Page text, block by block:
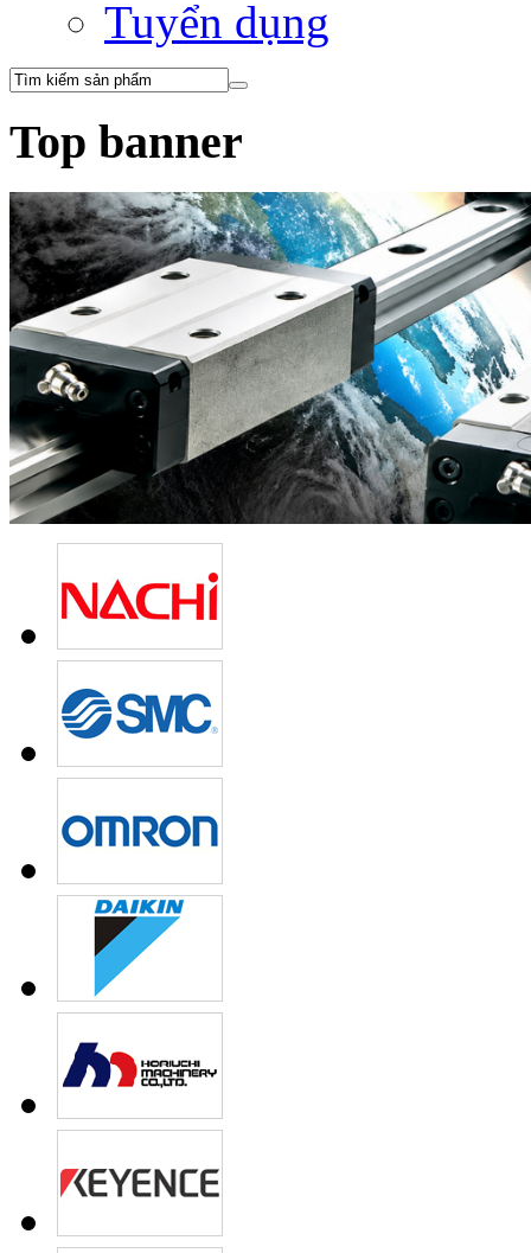
Tuyển dụng
Top banner